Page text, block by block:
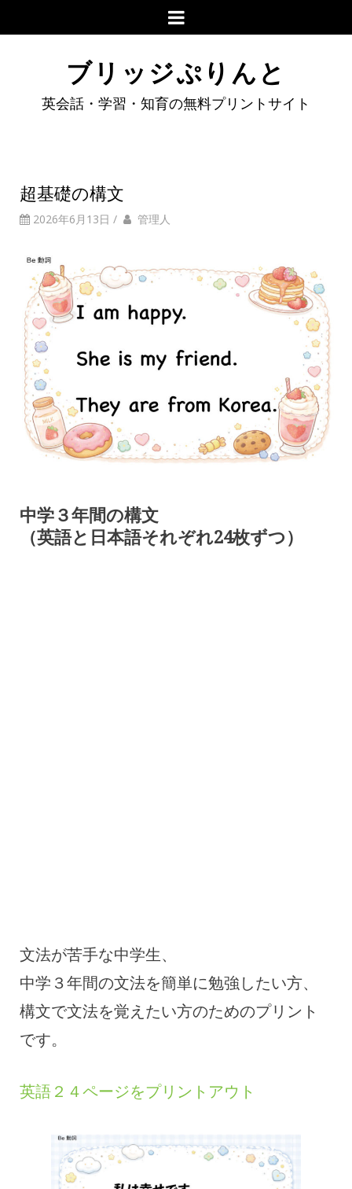
ブリッジぷりんと
英会話・学習・知育の無料プリントサイト
超基礎の構文
2026年6月13日 / 管理人
中学３年間の構文
（英語と日本語それぞれ24枚ずつ）
文法が苦手な中学生、
中学３年間の文法を簡単に勉強したい方、
構文で文法を覚えたい方のためのプリント
です。
英語２４ページをプリントアウト